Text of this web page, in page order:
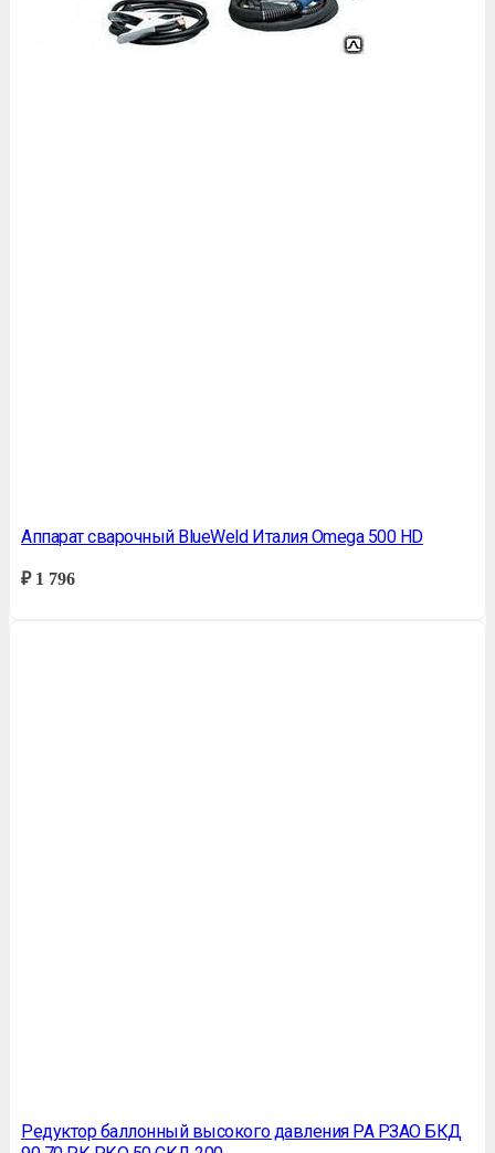
Аппарат сварочный BlueWeld Италия Omega 500 HD
₽1 796
Редуктор баллонный высокого давления РА РЗАО БКД